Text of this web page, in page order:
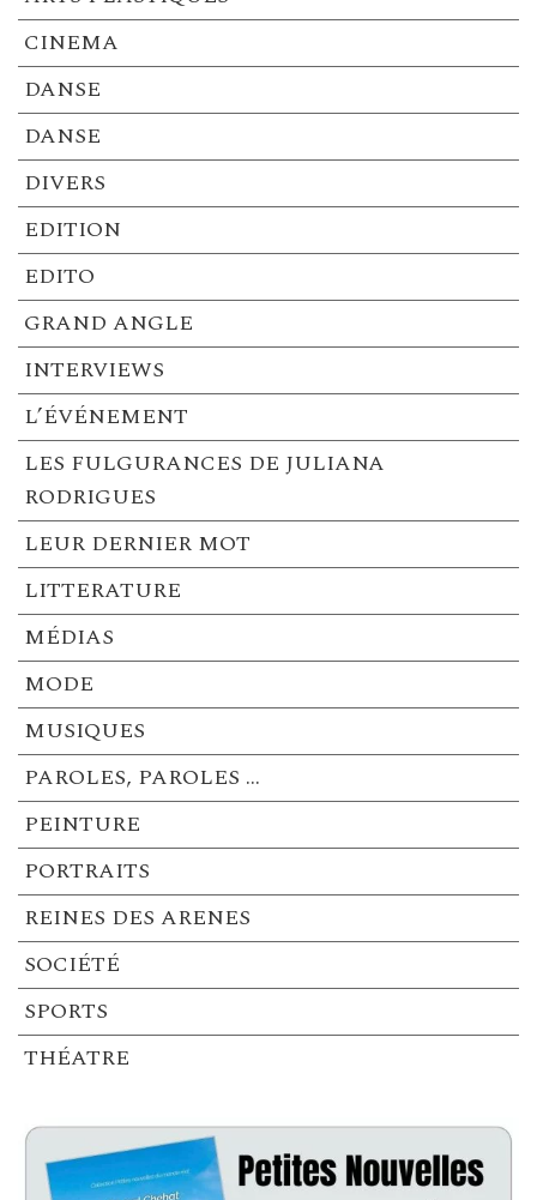
CINEMA
DANSE
DANSE
DIVERS
EDITION
EDITO
GRAND ANGLE
INTERVIEWS
L’ÉVÉNEMENT
LES FULGURANCES DE JULIANA
RODRIGUES
LEUR DERNIER MOT
LITTERATURE
MÉDIAS
MODE
MUSIQUES
PAROLES, PAROLES …
PEINTURE
PORTRAITS
REINES DES ARENES
SOCIÉTÉ
SPORTS
THÉATRE